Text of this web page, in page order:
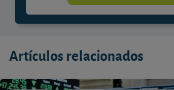
Artículos relacionados